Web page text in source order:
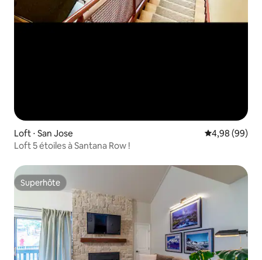
Loft ⋅ San Jose Évaluation
4,98 (99)
Loft 5 étoiles à Santana Row !
Superhôte
Superhôte